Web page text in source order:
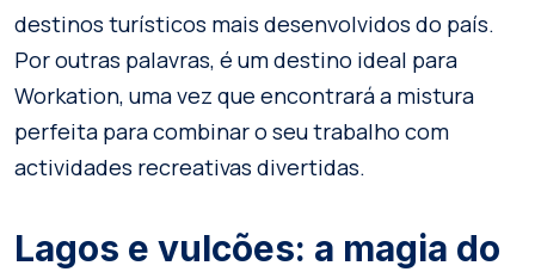
destinos turísticos mais desenvolvidos do país.
Por outras palavras, é um destino ideal para
Workation, uma vez que encontrará a mistura
perfeita para combinar o seu trabalho com
actividades recreativas divertidas.
Lagos e vulcões: a magia do